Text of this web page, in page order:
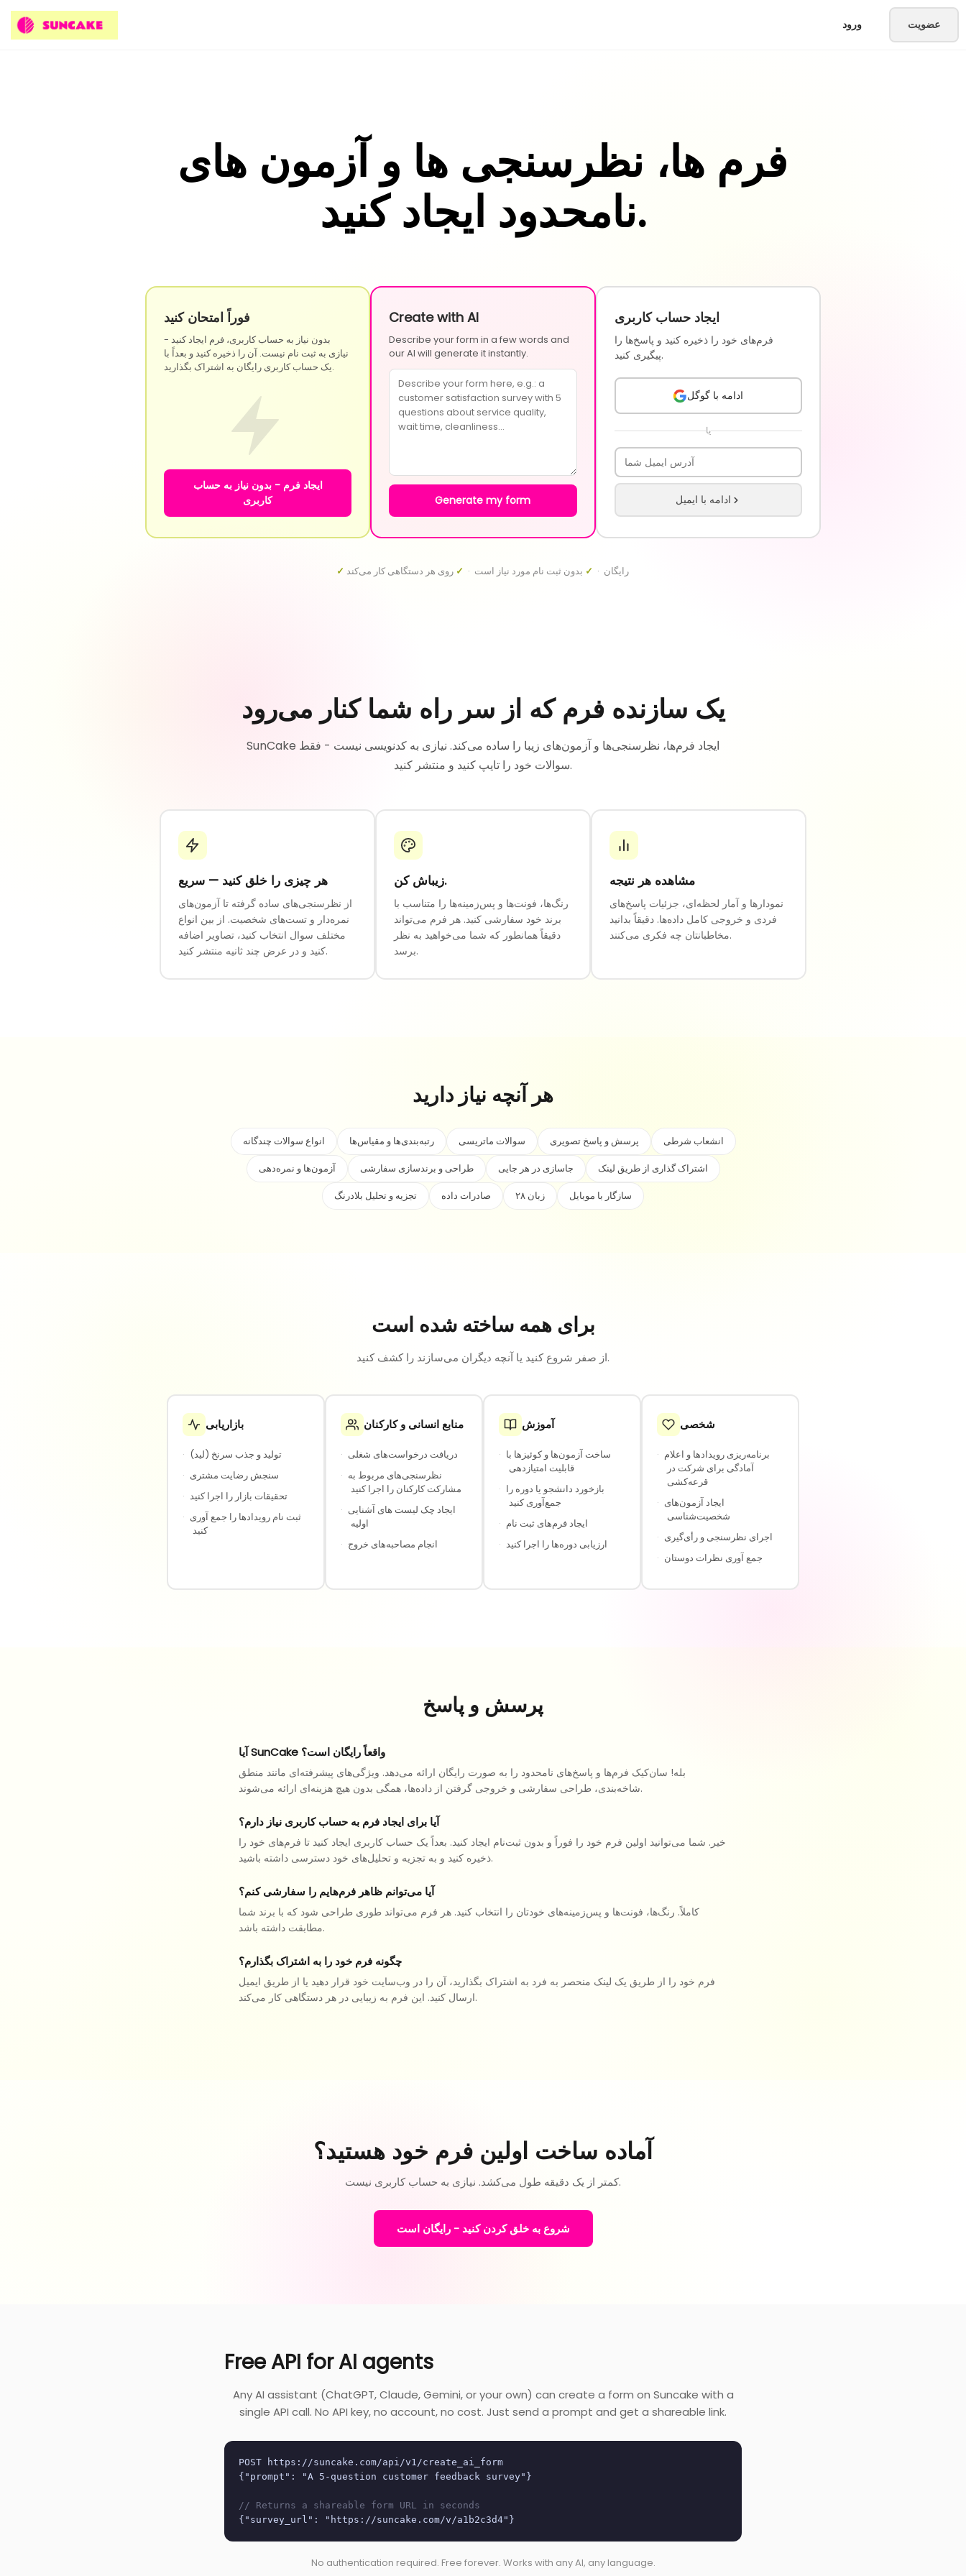
ورود عضویت
فرم ها، نظرسنجی ها و آزمون های
نامحدود ایجاد کنید.
فوراً امتحان کنید
بدون نیاز به حساب کاربری، فرم ایجاد کنید -
نیازی به ثبت نام نیست. آن را ذخیره کنید و بعداً با
یک حساب کاربری رایگان به اشتراک بگذارید.
ایجاد فرم - بدون نیاز به حساب
کاربری
Create with AI
Describe your form in a few words and
our AI will generate it instantly.
Generate my form
ایجاد حساب کاربری
فرم‌های خود را ذخیره کنید و پاسخ‌ها را
پیگیری کنید.
ادامه با گوگل
یا
ادامه با ایمیل
✓ رایگان · ✓ بدون ثبت نام مورد نیاز است · ✓ روی هر دستگاهی کار می‌کند
یک سازنده فرم که از سر راه شما کنار می‌رود
SunCake ایجاد فرم‌ها، نظرسنجی‌ها و آزمون‌های زیبا را ساده می‌کند. نیازی به کدنویسی نیست - فقط
سوالات خود را تایپ کنید و منتشر کنید.
هر چیزی را خلق کنید — سریع
از نظرسنجی‌های ساده گرفته تا آزمون‌های
نمره‌دار و تست‌های شخصیت. از بین انواع
مختلف سوال انتخاب کنید، تصاویر اضافه
کنید و در عرض چند ثانیه منتشر کنید.
زیباش کن.
رنگ‌ها، فونت‌ها و پس‌زمینه‌ها را متناسب با
برند خود سفارشی کنید. هر فرم می‌تواند
دقیقاً همانطور که شما می‌خواهید به نظر
برسد.
مشاهده هر نتیجه
نمودارها و آمار لحظه‌ای، جزئیات پاسخ‌های
فردی و خروجی کامل داده‌ها. دقیقاً بدانید
مخاطبانتان چه فکری می‌کنند.
هر آنچه نیاز دارید
انواع سوالات چندگانه رتبه‌بندی‌ها و مقیاس‌ها سوالات ماتریسی پرسش و پاسخ تصویری
انشعاب شرطی
آزمون‌ها و نمره‌دهی
طراحی و برندسازی سفارشی جاسازی در هر جایی
اشتراک گذاری از طریق لینک
تجزیه و تحلیل بلادرنگ
صادرات داده ۲۸ زبان سازگار با موبایل
برای همه ساخته شده است
از صفر شروع کنید یا آنچه دیگران می‌سازند را کشف کنید.
بازاریابی
· تولید و جذب سرنخ (لید)
· سنجش رضایت مشتری
· تحقیقات بازار را اجرا کنید
·
کنید
منابع انسانی و کارکنان
· دریافت درخواست‌های شغلی
·
مشارکت کارکنان را اجرا کنید
·
اولیه
· انجام مصاحبه‌های خروج
آموزش
·
قابلیت امتیازدهی
·
جمع‌آوری کنید
· ایجاد فرم‌های ثبت نام
· ارزیابی دوره‌ها را اجرا کنید
شخصی
·
آمادگی برای شرکت در
قرعه‌کشی
·
شخصیت‌شناسی
· اجرای نظرسنجی و رأی‌گیری
· جمع آوری نظرات دوستان
پرسش و پاسخ
آیا SunCake واقعاً رایگان است؟
بله! سان‌کیک فرم‌ها و پاسخ‌های نامحدود را به صورت رایگان ارائه می‌دهد. ویژگی‌های پیشرفته‌ای مانند منطق
شاخه‌بندی، طراحی سفارشی و خروجی گرفتن از داده‌ها، همگی بدون هیچ هزینه‌ای ارائه می‌شوند.
آیا برای ایجاد فرم به حساب کاربری نیاز دارم؟
خیر. شما می‌توانید اولین فرم خود را فوراً و بدون ثبت‌نام ایجاد کنید. بعداً یک حساب کاربری ایجاد کنید تا فرم‌های خود را
ذخیره کنید و به تجزیه و تحلیل‌های خود دسترسی داشته باشید.
آیا می‌توانم ظاهر فرم‌هایم را سفارشی کنم؟
کاملاً. رنگ‌ها، فونت‌ها و پس‌زمینه‌های خودتان را انتخاب کنید. هر فرم می‌تواند طوری طراحی شود که با برند شما
مطابقت داشته باشد.
چگونه فرم خود را به اشتراک بگذارم؟
فرم خود را از طریق یک لینک منحصر به فرد به اشتراک بگذارید، آن را در وب‌سایت خود قرار دهید یا از طریق ایمیل
ارسال کنید. این فرم به زیبایی در هر دستگاهی کار می‌کند.
آماده ساخت اولین فرم خود هستید؟
کمتر از یک دقیقه طول می‌کشد. نیازی به حساب کاربری نیست.
شروع به خلق کردن کنید - رایگان است
Free API for AI agents
Any AI assistant (ChatGPT, Claude, Gemini, or your own) can create a form on Suncake with a
single API call. No API key, no account, no cost. Just send a prompt and get a shareable link.
POST https://suncake.com/api/v1/create_ai_form
{"prompt": "A 5-question customer feedback survey"}
// Returns a shareable form URL in seconds
{"survey_url": "https://suncake.com/v/a1b2c3d4"}
No authentication required. Free forever. Works with any AI, any language.